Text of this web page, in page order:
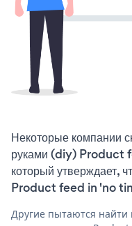
Некоторые компании
руками (diy) Product
который утверждает,
Product feed in 'no
Другие пытаются